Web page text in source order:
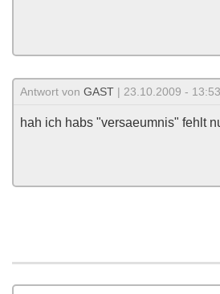
Antwort von GAST | 23.10.2009 - 13:53
hah ich habs "versaeumnis" fehlt